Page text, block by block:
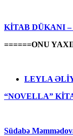
KİTAB DÜKANI
======ONU
LEYLA
“NOVELLA”
Südabə